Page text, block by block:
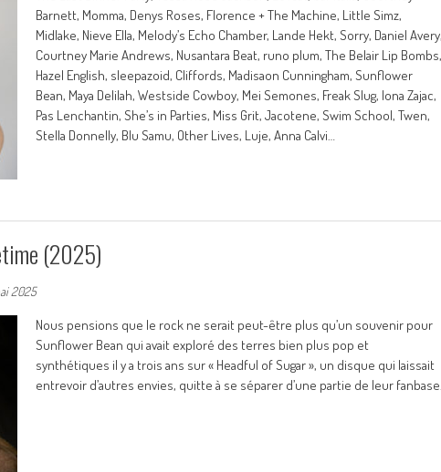
Barnett, Momma, Denys Roses, Florence + The Machine, Little Simz,
Midlake, Nieve Ella, Melody’s Echo Chamber, Lande Hekt, Sorry, Daniel Avery,
Courtney Marie Andrews, Nusantara Beat, runo plum, The Belair Lip Bombs,
Hazel English, sleepazoid, Cliffords, Madisaon Cunningham, Sunflower
Bean, Maya Delilah, Westside Cowboy, Mei Semones, Freak Slug, Iona Zajac,
Pas Lenchantin, She’s in Parties, Miss Grit, Jacotene, Swim School, Twen,
Stella Donnelly, Blu Samu, Other Lives, Luje, Anna Calvi…
(2025)
2025
Nous pensions que le rock ne serait peut-être plus qu’un souvenir pour
Sunflower Bean qui avait exploré des terres bien plus pop et
synthétiques il y a trois ans sur « Headful of Sugar », un disque qui laissait
entrevoir d’autres envies, quitte à se séparer d’une partie de leur fanbase.